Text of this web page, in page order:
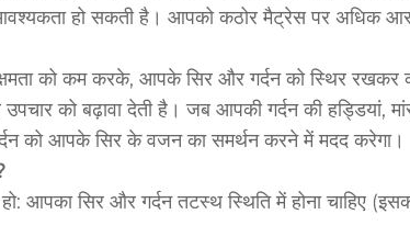
हो सकती है। आपको कठोर मैट्रेस पर अधिक
को कम करके, आपके सिर और गर्दन को स्थिर रखकर
को बढ़ावा देती है। जब आपकी गर्दन की हड्डियां,
को आपके सिर के वजन का समर्थन करने में मदद करेगा।
आपका सिर और गर्दन तटस्थ स्थिति में होना चाहिए